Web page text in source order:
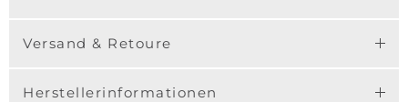
Versand & Retoure
Herstellerinformationen